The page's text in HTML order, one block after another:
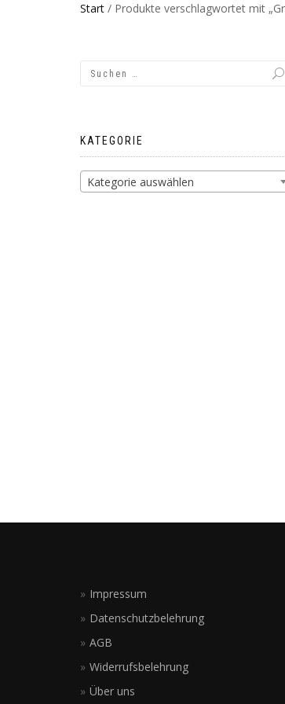
Start / Produkte verschlagwortet mit
KATEGORIE
Kategorie auswählen
Impressum
Datenschutzbelehrung
AGB
Widerrufsbelehrung
Über uns